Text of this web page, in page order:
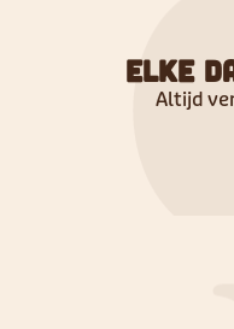
Elke
Altijd